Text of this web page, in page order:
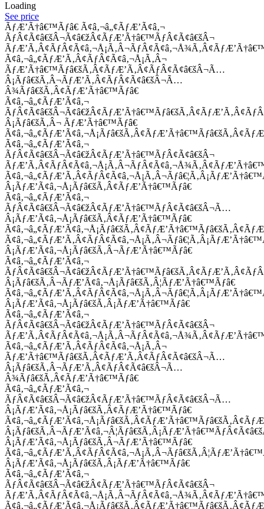
Loading
See price
ÃƒÆ’Ã†â€™Ãƒâ€ Ã¢â‚¬â„¢ÃƒÆ’Ã¢â‚¬
ÃƒÂ¢Ã¢â€šÂ¬Ã¢â€žÂ¢ÃƒÆ’Ã†â€™ÃƒÂ¢Ã¢â€šÂ¬
Ã¢â‚¬â„¢ÃƒÆ’Ã‚Â¢ÃƒÂ¢Ã¢â‚¬Å¡Ã‚Â¬
ÃƒÆ’Ã†â€™Ãƒâ€šÃ‚Â¢ÃƒÆ’Ã‚Â¢ÃƒÂ¢Ã¢â€šÂ¬Ã…
Â¡Ãƒâ€šÃ‚Â¬ÃƒÆ’Ã‚Â¢ÃƒÂ¢Ã¢â€šÂ¬Ã…
Â¾Ãƒâ€šÃ‚Â¢ÃƒÆ’Ã†â€™Ãƒâ€
Ã¢â‚¬â„¢ÃƒÆ’Ã¢â‚¬
Â¡Ãƒâ€šÃ‚Â¬ ÃƒÆ’Ã†â€™Ãƒâ€
Ã¢â‚¬â„¢ÃƒÆ’Ã¢â‚¬
ÃƒÂ¢Ã¢â€šÂ¬Ã¢â€žÂ¢ÃƒÆ’Ã†â€™ÃƒÂ¢Ã¢â€šÂ¬
Â¡ÃƒÆ’Ã¢â‚¬Å¡Ãƒâ€šÃ‚Â¢ÃƒÆ’Ã†â€™Ãƒâ€
Ã¢â‚¬â„¢ÃƒÆ’Ã¢â‚¬
ÃƒÂ¢Ã¢â€šÂ¬Ã¢â€žÂ¢ÃƒÆ’Ã†â€™ÃƒÂ¢Ã¢â€šÂ¬Ã…
Â¡ÃƒÆ’Ã¢â‚¬Å¡Ãƒâ€šÃ‚Â¢ÃƒÆ’Ã†â€™Ãƒâ€
Â¡ÃƒÆ’Ã¢â‚¬Å¡Ãƒâ€šÃ‚Â¬ÃƒÆ’Ã†â€™Ãƒâ€
Ã¢â‚¬â„¢ÃƒÆ’Ã¢â‚¬
Â¡Ãƒâ€šÃ‚Â¬ÃƒÆ’Ã¢â‚¬Å¡Ãƒâ€šÃ‚Â¦ÃƒÆ’Ã†â€™Ãƒâ€
Â¡ÃƒÆ’Ã¢â‚¬Å¡Ãƒâ€šÃ‚Â¡ÃƒÆ’Ã†â€™Ãƒâ€
Ã¢â‚¬â„¢ÃƒÆ’Ã¢â‚¬
ÃƒÂ¢Ã¢â€šÂ¬Ã¢â€žÂ¢ÃƒÆ’Ã†â€™ÃƒÂ¢Ã¢â€šÂ¬
Ã¢â‚¬â„¢ÃƒÆ’Ã‚Â¢ÃƒÂ¢Ã¢â‚¬Å¡Ã‚Â¬
ÃƒÆ’Ã†â€™Ãƒâ€šÃ‚Â¢ÃƒÆ’Ã‚Â¢ÃƒÂ¢Ã¢â€šÂ¬Ã…
Â¡Ãƒâ€šÃ‚Â¬ÃƒÆ’Ã‚Â¢ÃƒÂ¢Ã¢â€šÂ¬Ã…
Â¾Ãƒâ€šÃ‚Â¢ÃƒÆ’Ã†â€™Ãƒâ€
Ã¢â‚¬â„¢ÃƒÆ’Ã¢â‚¬
ÃƒÂ¢Ã¢â€šÂ¬Ã¢â€žÂ¢ÃƒÆ’Ã†â€™ÃƒÂ¢Ã¢â€šÂ¬Ã…
Â¡ÃƒÆ’Ã¢â‚¬Å¡Ãƒâ€šÃ‚Â¢ÃƒÆ’Ã†â€™Ãƒâ€
Â¡ÃƒÆ’Ã¢â‚¬Å¡Ãƒâ€šÃ‚Â¬ÃƒÆ’Ã†â€™Ãƒâ€
Â¡ÃƒÆ’Ã¢â‚¬Å¡Ãƒâ€šÃ‚Â¡ÃƒÆ’Ã†â€™Ãƒâ€
Ã¢â‚¬â„¢ÃƒÆ’Ã¢â‚¬
ÃƒÂ¢Ã¢â€šÂ¬Ã¢â€žÂ¢ÃƒÆ’Ã†â€™ÃƒÂ¢Ã¢â€šÂ¬